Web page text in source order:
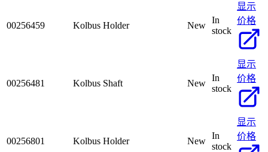
00256459 Kolbus Holder New
In
stock
显示
价格
00256481 Kolbus Shaft New
In
stock
显示
价格
00256801 Kolbus Holder New
In
stock
显示
价格